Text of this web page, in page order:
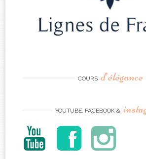
COURS d’élégance
YOUTUBE, FACEBOOK &